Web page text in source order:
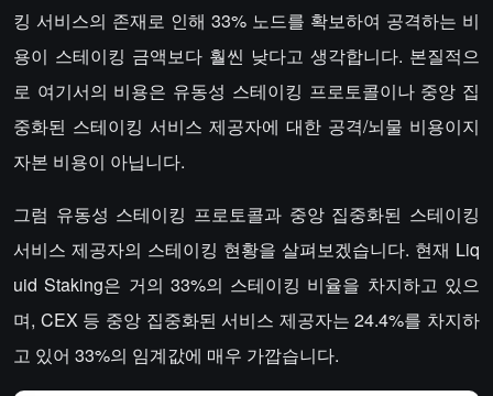
킹 서비스의 존재로 인해 33% 노드를 확보하여 공격하는 비
용이 스테이킹 금액보다 훨씬 낮다고 생각합니다. 본질적으
로 여기서의 비용은 유동성 스테이킹 프로토콜이나 중앙 집
중화된 스테이킹 서비스 제공자에 대한 공격/뇌물 비용이지
자본 비용이 아닙니다.
그럼 유동성 스테이킹 프로토콜과 중앙 집중화된 스테이킹
서비스 제공자의 스테이킹 현황을 살펴보겠습니다. 현재 Liq
uid Staking은 거의 33%의 스테이킹 비율을 차지하고 있으
며, CEX 등 중앙 집중화된 서비스 제공자는 24.4%를 차지하
고 있어 33%의 임계값에 매우 가깝습니다.